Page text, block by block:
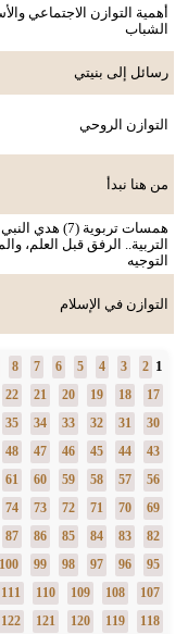
أهمية التوازن الاجتماعي
الشباب
رسائل إلى بنيتي
التوازن الروحي
من هنا نبدأ
همسات تربوية (7) هدي
التربية.. الرفق قبل العلم،
التوجيه
التوازن في الإسلام
1
2
3
4
5
6
7
8
17
18
19
20
21
22
30
31
32
33
34
35
43
44
45
46
47
48
56
57
58
59
60
61
69
70
71
72
73
74
82
83
84
85
86
87
95
96
97
98
99
100
107
108
109
110
111
118
119
120
121
122